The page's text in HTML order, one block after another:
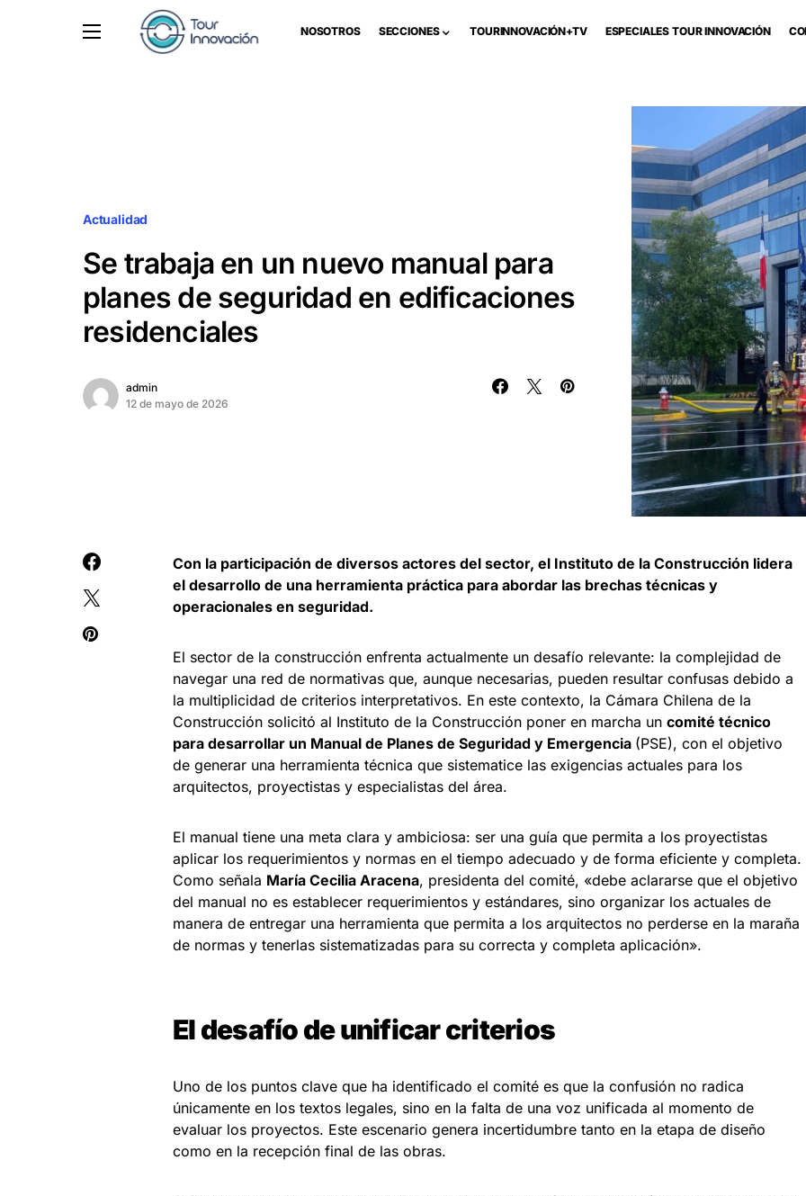
NOSOTROS SECCIONES TOURINNOVACIÓN+TV ESPECIALES TOUR INNOVACIÓN
Actualidad
Se trabaja en un nuevo manual para
planes de seguridad en edificaciones
residenciales
admin
12 de mayo de 2026
Con la participación de diversos actores del sector, el Instituto de la Construcción lidera
el desarrollo de una herramienta práctica para abordar las brechas técnicas y
operacionales en seguridad.
El sector de la construcción enfrenta actualmente un desafío relevante: la complejidad de
navegar una red de normativas que, aunque necesarias, pueden resultar confusas debido a
la multiplicidad de criterios interpretativos. En este contexto, la Cámara Chilena de la
Construcción solicitó al Instituto de la Construcción poner en marcha un comité técnico
para desarrollar un Manual de Planes de Seguridad y Emergencia (PSE), con el objetivo
de generar una herramienta técnica que sistematice las exigencias actuales para los
arquitectos, proyectistas y especialistas del área.
El manual tiene una meta clara y ambiciosa: ser una guía que permita a los proyectistas
aplicar los requerimientos y normas en el tiempo adecuado y de forma eficiente y completa.
Como señala María Cecilia Aracena, presidenta del comité, «debe aclararse que el objetivo
del manual no es establecer requerimientos y estándares, sino organizar los actuales de
manera de entregar una herramienta que permita a los arquitectos no perderse en la maraña
de normas y tenerlas sistematizadas para su correcta y completa aplicación».
El desafío de unificar criterios
Uno de los puntos clave que ha identificado el comité es que la confusión no radica
únicamente en los textos legales, sino en la falta de una voz unificada al momento de
evaluar los proyectos. Este escenario genera incertidumbre tanto en la etapa de diseño
como en la recepción final de las obras.